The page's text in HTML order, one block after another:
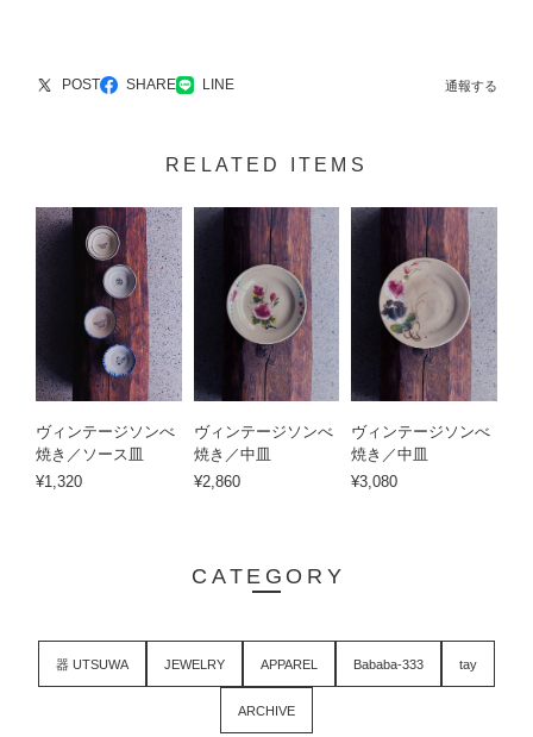
POST SHARE LINE 通報する
RELATED ITEMS
ヴィンテージソンべ
焼き／ソース皿
¥1,320
ヴィンテージソンべ
焼き／中皿
¥2,860
ヴィンテージソンべ
焼き／中皿
¥3,080
CATEGORY
器 UTSUWA JEWELRY APPAREL Bababa-333 tay
ARCHIVE